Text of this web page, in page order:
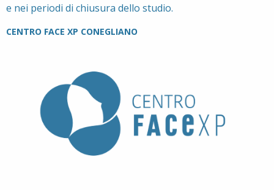
e nei periodi di chiusura dello studio.
CENTRO FACE XP CONEGLIANO